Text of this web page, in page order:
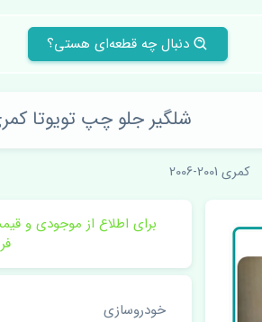
دنبال چه قطعه‌ای هستی؟
شلگیر جلو چپ تویوتا کمری 2001-2006
کمری 2001-2006
برای اطلاع از موجودی و
خودروسازی